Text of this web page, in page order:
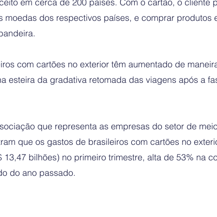
moedas dos respectivos países, e comprar produtos
com cartões no exterior têm aumentado de
esteira da gradativa retomada das viagens após a
que representa as empresas do setor de
que os gastos de brasileiros com cartões no
13,47 bilhões) no primeiro trimestre, alta de 53% na
do ano passado.